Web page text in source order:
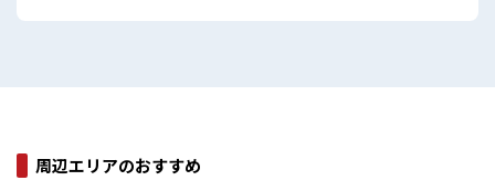
周辺エリアのおすすめ